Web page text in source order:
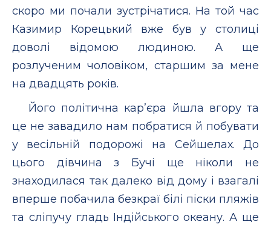
скоро ми почали зустрічатися. На той час
Казимир Корецький вже був у столиці
доволі відомою людиною. А ще
розлученим чоловіком, старшим за мене
на двадцять років.
Його політична кар’єра йшла вгору та
це не завадило нам побратися й побувати
у весільній подорожі на Сейшелах. До
цього дівчина з Бучі ще ніколи не
знаходилася так далеко від дому і взагалі
вперше побачила безкраї білі піски пляжів
та сліпучу гладь Індійського океану. А ще